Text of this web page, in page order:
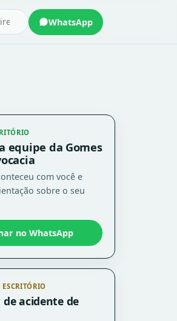
WhatsApp
equipe da Gomes
com você e
sobre o seu
no WhatsApp
acidente de